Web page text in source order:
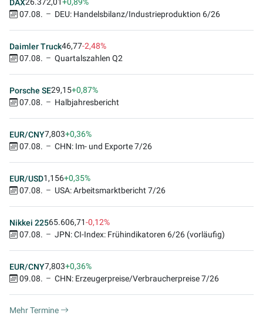
DAX
07.08.
DEU: Handelsbilanz/Industrieproduktion 6/26
Daimler Truck46,77-2,48%
07.08.
Quartalszahlen Q2
Porsche SE29,15+0,87%
07.08.
Halbjahresbericht
EUR/CNY7,803+0,36%
07.08.
CHN: Im- und Exporte 7/26
EUR/USD1,156+0,35%
07.08.
USA: Arbeitsmarktbericht 7/26
Nikkei 22565.606,71-0,12%
07.08.
JPN: CI-Index: Frühindikatoren 6/26 (vorläufig)
EUR/CNY7,803+0,36%
09.08.
CHN: Erzeugerpreise/Verbraucherpreise 7/26
Mehr Termine